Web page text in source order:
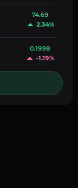
74.69
2.34%
0.1998
-1.19%